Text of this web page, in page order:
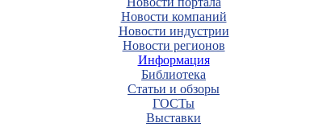
Новости компаний
Новости индустрии
Новости регионов
Информация
Библиотека
Статьи и обзоры
ГОСТы
Выставки